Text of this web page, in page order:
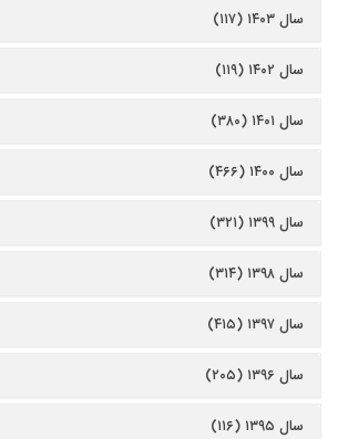
سال ۱۴۰۳ (۱۱۷)
سال ۱۴۰۲ (۱۱۹)
سال ۱۴۰۱ (۳۸۰)
سال ۱۴۰۰ (۴۶۶)
سال ۱۳۹۹ (۳۲۱)
سال ۱۳۹۸ (۳۱۴)
سال ۱۳۹۷ (۴۱۵)
سال ۱۳۹۶ (۲۰۵)
سال ۱۳۹۵ (۱۱۶)